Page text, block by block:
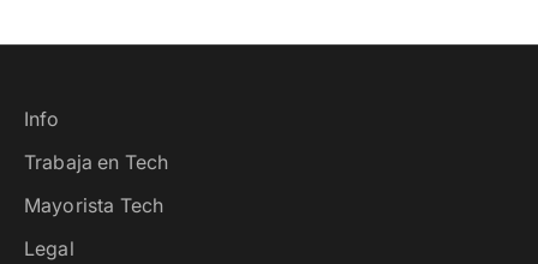
Info
Trabaja en Tech
Mayorista Tech
Legal